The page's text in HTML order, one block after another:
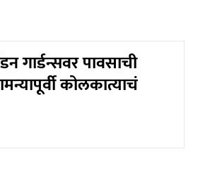
गार्डन्सवर पावसाची
कोलकात्याचं